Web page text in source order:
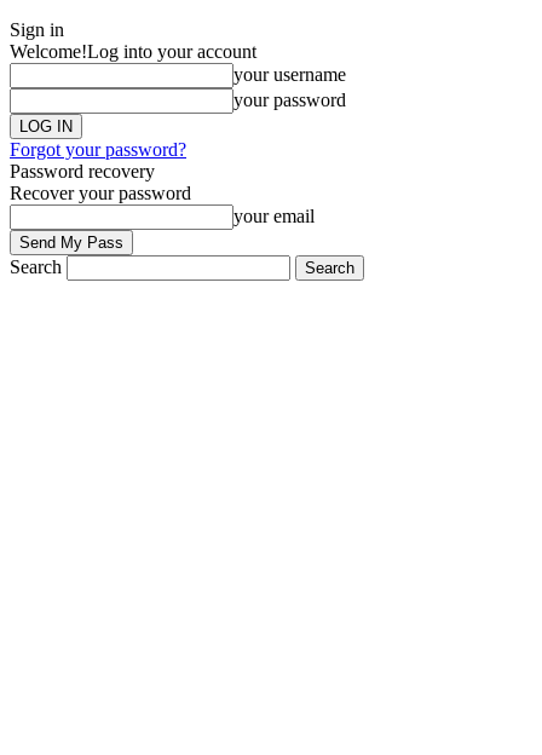
Sign in
Welcome!Log into your account
your username
your password
Forgot your password?
Password recovery
Recover your password
your email
Search